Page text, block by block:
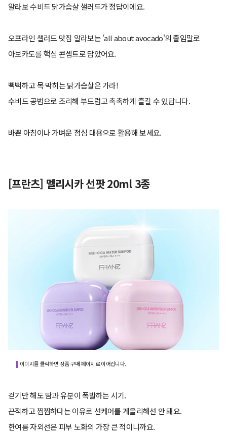
알라보 수비드 닭가슴살 샐러드가 정답이에요.
오프라인 샐러드 맛집 알라보는 'all about avocado'의 줄임말로
아보카도를 핵심 콘셉트로 담았어요.
뻑뻑하고 목 막히는 닭가슴살은 가라!
수비드 공법으로 조리해 부드럽고 촉촉하게 즐길 수 있답니다.
바쁜 아침이나 가벼운 점심 대용으로 활용해 보세요.
[프란츠] 멜리시카 선팟 20ml 3종
이미지를 클릭하면 상품 구매 페이지로 이어집니다.
걷기만 해도 땀과 유분이 폭발하는 시기.
끈적하고 찝찝하다는 이유로 선케어를 게을리해선 안 돼요.
한여름 자외선은 피부 노화의 가장 큰 적이니까요.